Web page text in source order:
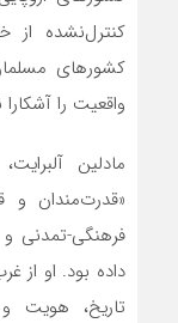
کنترل‌نشده از
کشورهای
واقعیت را
مادلین
فرهنگی-تمدنی
داده بود. او از
تاریخ، هویت